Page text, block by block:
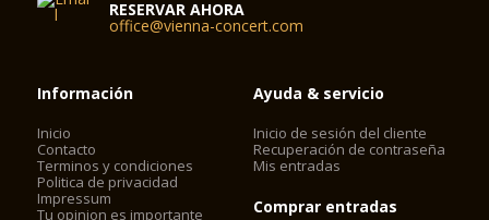
RESERVAR AHORA
office@vienna-concert.com
Información
Inicio
Contacto
Terminos y condiciones
Politica de privacidad
Impressum
Tu opinion es importante
Ayuda & servicio
Inicio de sesión del cliente
Recuperación de contraseña
Mis entradas
Comprar entradas